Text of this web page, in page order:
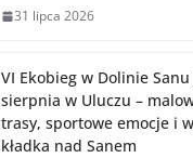
31 lipca 2026
VI Ekobieg w Dolinie
sierpnia w Uluczu –
trasy, sportowe emocje i
kładka nad Sanem